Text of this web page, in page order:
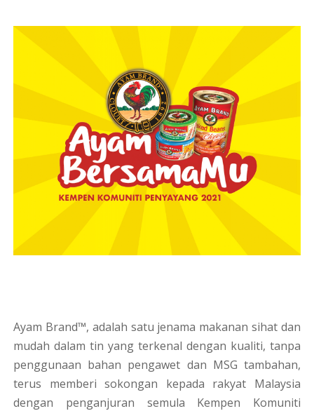
Ayam Brand™, adalah satu jenama makanan sihat dan
mudah dalam tin yang terkenal dengan kualiti, tanpa
penggunaan bahan pengawet dan MSG tambahan,
terus memberi sokongan kepada rakyat Malaysia
dengan penganjuran semula Kempen Komuniti